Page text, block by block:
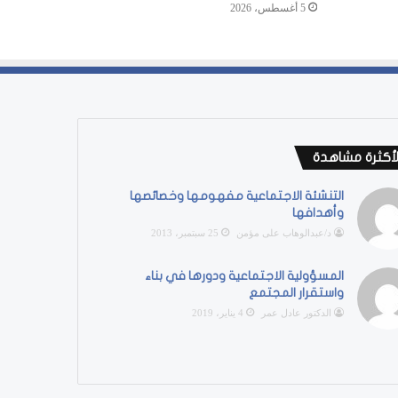
5 أغسطس، 2026
مشاهدة
التنشئة الاجتماعية مفهومها وخصائصها
وأهدافها
د/عبدالوهاب على مؤمن 25 سبتمبر، 2013
المسؤولية الاجتماعية ودورها في بناء
واستقرار المجتمع
الدكتور عادل عمر 4 يناير، 2019